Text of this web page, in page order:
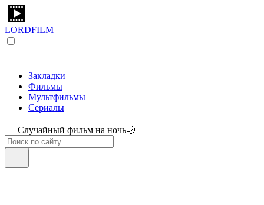
LORDFILM
Закладки
Фильмы
Мультфильмы
Сериалы
Случайный фильм на ночь🌙